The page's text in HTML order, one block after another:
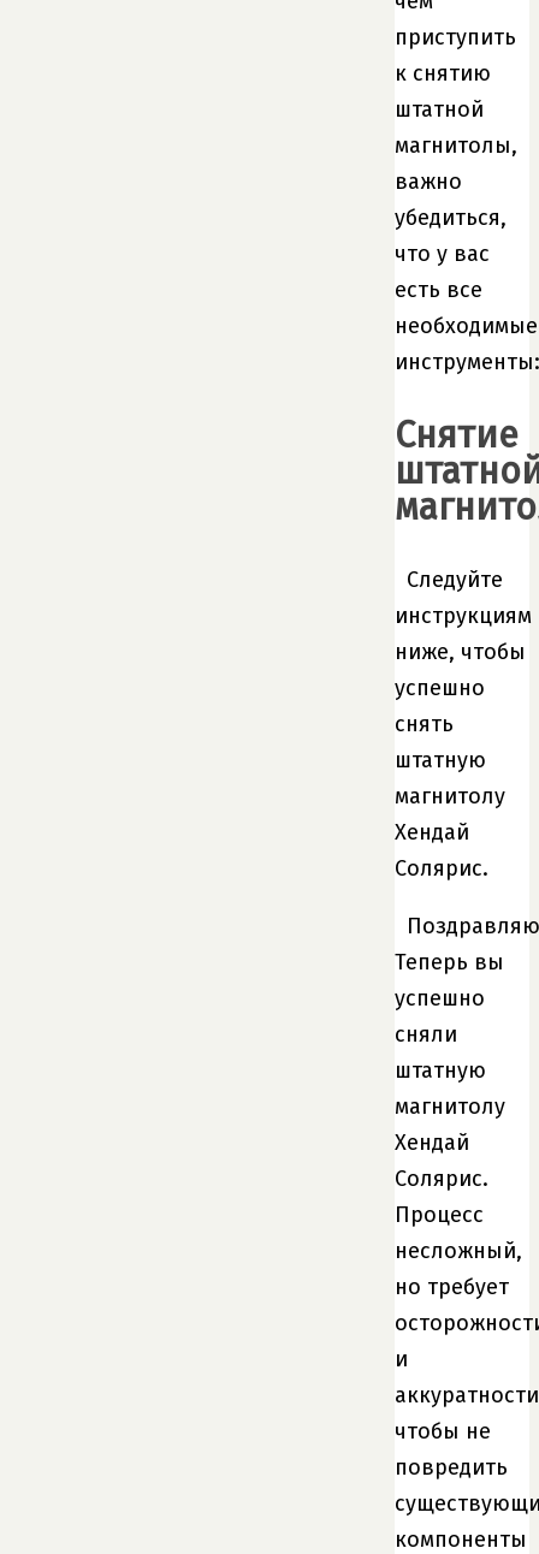
приступить
к снятию
штатной
магнитолы,
важно
убедиться,
что у вас
есть все
необходимые
инструменты:
Снятие
Следуйте
инструкциям
ниже, чтобы
успешно
снять
штатную
магнитолу
Хендай
Солярис.
Теперь вы
успешно
сняли
штатную
магнитолу
Хендай
Солярис.
Процесс
несложный,
но требует
и
чтобы не
повредить
компоненты